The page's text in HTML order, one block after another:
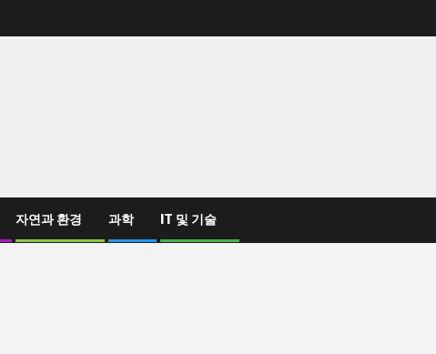
자연과 환경 과학 IT 및 기술